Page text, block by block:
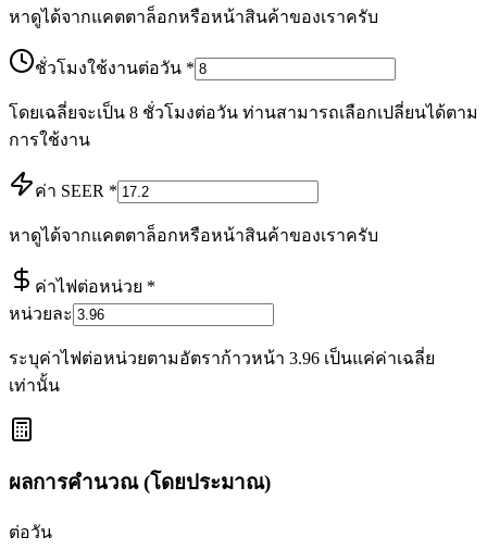
หาดูได้จากแคตตาล็อกหรือหน้าสินค้าของเราครับ
ชั่วโมงใช้งานต่อวัน *
โดยเฉลี่ยจะเป็น 8 ชั่วโมงต่อวัน ท่านสามารถเลือกเปลี่ยนได้ตาม
การใช้งาน
ค่า SEER *
หาดูได้จากแคตตาล็อกหรือหน้าสินค้าของเราครับ
ค่าไฟต่อหน่วย *
หน่วยละ
ระบุค่าไฟต่อหน่วยตามอัตราก้าวหน้า 3.96 เป็นแค่ค่าเฉลี่ย
เท่านั้น
ผลการคำนวณ (โดยประมาณ)
ต่อวัน